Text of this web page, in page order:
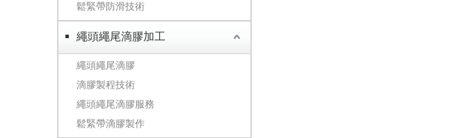
鬆緊帶防滑技術
繩頭繩尾滴膠加工
繩頭繩尾滴膠
滴膠製程技術
繩頭繩尾滴膠服務
鬆緊帶滴膠製作